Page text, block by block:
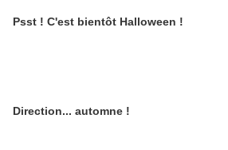
Psst ! C'est bientôt Halloween !
Direction... automne !